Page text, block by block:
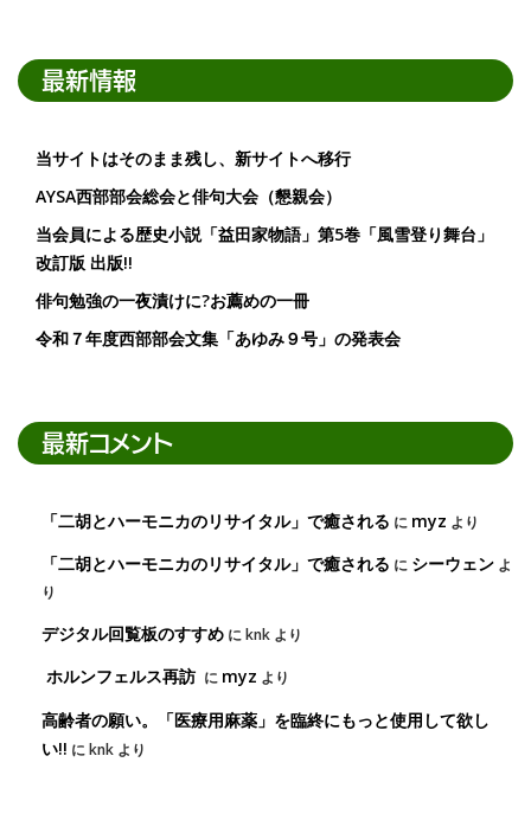
最新情報
当サイトはそのまま残し、新サイトへ移行
AYSA西部部会総会と俳句大会（懇親会）
当会員による歴史小説「益田家物語」第5巻「風雪登り舞台」
改訂版 出版!!
俳句勉強の一夜漬けに?お薦めの一冊
令和７年度西部部会文集「あゆみ９号」の発表会
最新コメント
「二胡とハーモニカのリサイタル」で癒される に myz より
「二胡とハーモニカのリサイタル」で癒される に シーウェン よ
り
デジタル回覧板のすすめ にknk より
ホルンフェルス再訪 に myz より
高齢者の願い。「医療用麻薬」を臨終にもっと使用して欲し
い!! にknk より